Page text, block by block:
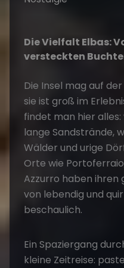
Die Vielfalt Elbas:
versteckten
Die Insel mag auf
sie ist groß im
findet man hier
lange Sandstrände,
Wälder und urige
Orte wie
Azzurro haben ihren
von lebendig und
beschaulich.
Ein Spaziergang
kleine Zeitreise: